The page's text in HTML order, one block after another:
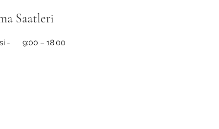
Saatleri
- 9:00 – 18:00